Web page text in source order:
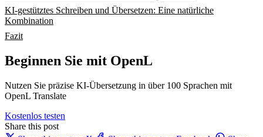
KI-gestütztes Schreiben und Übersetzen: Eine natürliche
Kombination
Fazit
Beginnen Sie mit OpenL
Nutzen Sie präzise KI-Übersetzung in über 100 Sprachen mit
OpenL Translate
Kostenlos testen
Share this post